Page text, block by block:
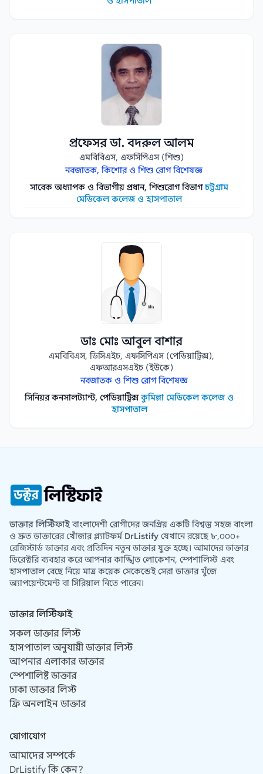
প্রফেসর ডা. বদরুল আলম
এমবিবিএস, এফসিপিএস (শিশু)
নবজাতক, কিশোর ও শিশু রোগ বিশেষজ্ঞ
সাবেক অধ্যাপক ও বিভাগীয় প্রধান, শিশুরোগ বিভাগচট্টগ্রাম
মেডিকেল কলেজ ও হাসপাতাল
ডাঃ মোঃ আবুল বাশার
এমবিবিএস, ডিসিএইচ, এফসিপিএস (পেডিয়াট্রিক্স),
এফআরএসএইচ (ইউকে)
নবজাতক ও শিশু রোগ বিশেষজ্ঞ
সিনিয়র কনসালট্যান্ট, পেডিয়াট্রিক্সকুমিল্লা মেডিকেল কলেজ ও
হাসপাতাল
ডাক্তার লিস্টিফাইবাংলাদেশী রোগীদের জনপ্রিয় একটি বিশ্বস্ত সহজ বাংলা
ও দ্রুত ডাক্তারের খোঁজার প্ল্যাটফর্ম DrListify যেখানে রয়েছে ৮,০০০+
রেজিস্টার্ড ডাক্তার এবং প্রতিদিন নতুন ডাক্তার যুক্ত হচ্ছে। আমাদের ডাক্তার
ডিরেক্টরি ব্যবহার করে আপনার কাঙ্খিত লোকেশন, স্পেশালিস্ট এবং
হাসপাতাল বেছে নিয়ে মাত্র কয়েক সেকেন্ডেই সেরা ডাক্তার খুঁজে
অ্যাপয়েন্টমেন্ট বা সিরিয়াল নিতে পারেন।
ডাক্তার লিস্টিফাই
সকল ডাক্তার লিস্ট
হাসপাতাল অনুযায়ী ডাক্তার লিস্ট
আপনার এলাকার ডাক্তার
স্পেশালিষ্ট ডাক্তার
ঢাকা ডাক্তার লিস্ট
ফ্রি অনলাইন ডাক্তার
যোগাযোগ
আমাদের সম্পর্কে
DrListify কি কেন?